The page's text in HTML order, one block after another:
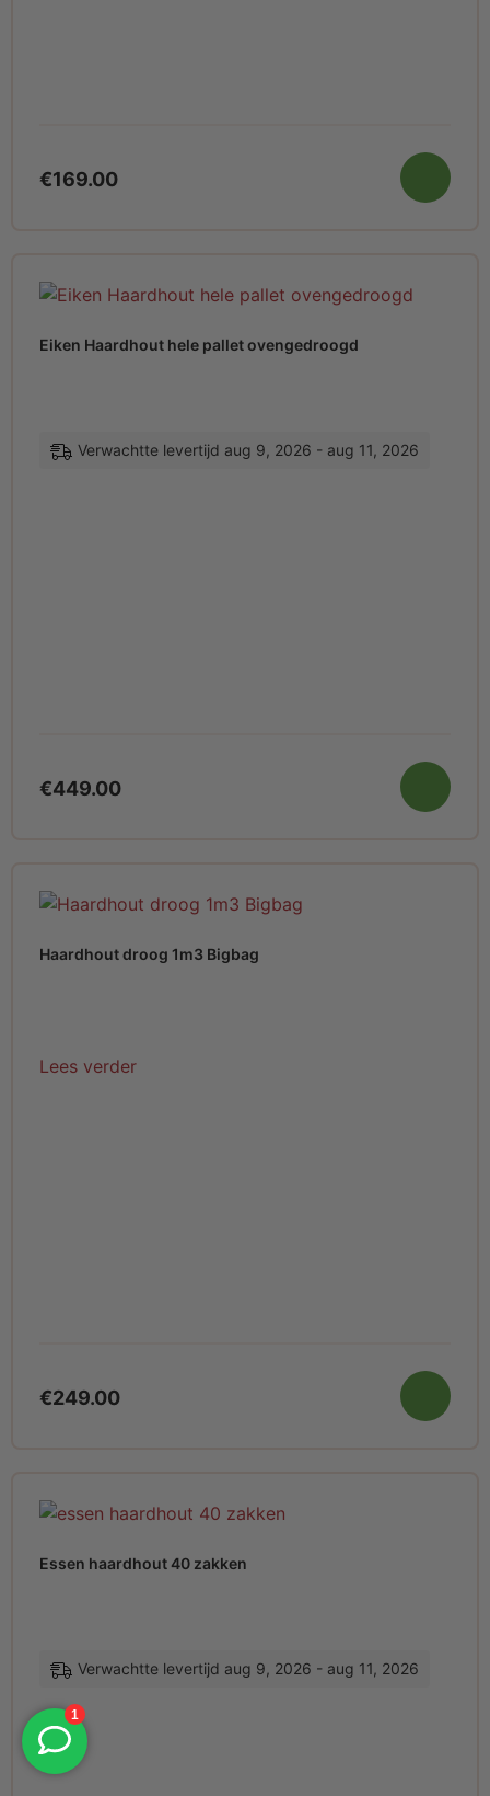
€169.00
Eiken Haardhout hele pallet ovengedroogd
€449.00
Verwachtte levertijd aug 9, 2026 - aug 11, 2026
Haardhout droog 1m3 Bigbag
€249.00
Lees verder
Essen haardhout 40 zakken
Verwachtte levertijd aug 9, 2026 - aug 11, 2026